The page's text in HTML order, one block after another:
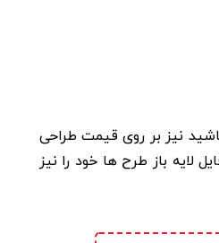
نیز بر روی قیمت طراحی
لایه باز طرح ها خود را نیز